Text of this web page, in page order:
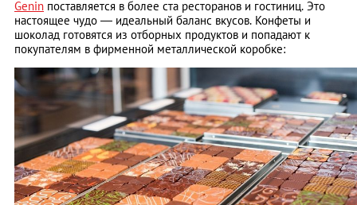
Genin поставляется в более ста ресторанов и гостиниц. Это
настоящее чудо — идеальный баланс вкусов. Конфеты и
шоколад готовятся из отборных продуктов и попадают к
покупателям в фирменной металлической коробке: